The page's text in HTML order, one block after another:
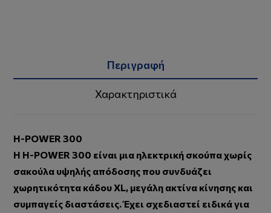
Περιγραφή
Χαρακτηριστικά
H-POWER 300
Η H-POWER 300 είναι μια ηλεκτρική σκούπα χωρίς
σακούλα υψηλής απόδοσης που συνδυάζει
χωρητικότητα κάδου XL, μεγάλη ακτίνα κίνησης και
συμπαγείς διαστάσεις. Έχει σχεδιαστεί ειδικά για